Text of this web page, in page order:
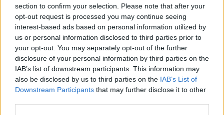
section to confirm your selection. Please note that after your
opt-out request is processed you may continue seeing
interest-based ads based on personal information utilized by
us or personal information disclosed to third parties prior to
your opt-out. You may separately opt-out of the further
disclosure of your personal information by third parties on the
IAB’s list of downstream participants. This information may
also be disclosed by us to third parties on the IAB’s List of
Downstream Participants that may further disclose it to other
Si los ruidos procedieran de los asientos no cuesta mucho
desmontarlos y engrasar a base de spray los tirantes-muelles
que poseen, así como las guías de los mismos. Tampoco está de
más desmontar los tapizados de las puertas para comprobar si
están convenientemente apretados los mecanismos de
elevalunas, cerraduras, etc.
Yo he tenido ese mismo modelo con 18 años y seis meses y
nunca se me ha presentado ruido alguno.